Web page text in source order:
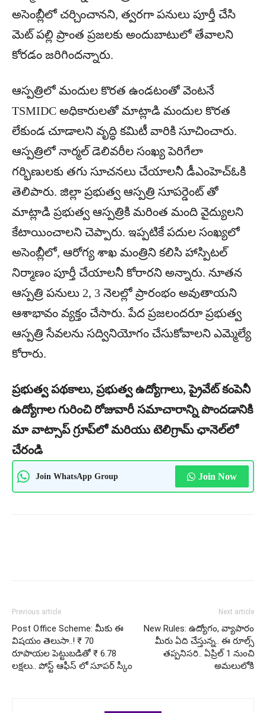
అసెంబ్లీలో చర్చించానని, త్వరగా పనులు పూర్తీ చేసి
మెట్ పల్లి ప్రాంత ప్రజలకు అందుబాటులో తేవాలని
కోరడం జరిగిందన్నారు.
ఆస్పత్రిలో మందుల కొరత ఉండటంతో వెంటనే
TSMIDC అధికారులతో మాట్లాడి మందుల కొరత
లేకుండ చూడాలని వృద్ధి కమిటీ వారికి సూచించారు.
ఆస్పత్రిలో నార్మల్ డెలివరీల సంఖ్య పెరిగేలా
గర్భిణులకు తగు సూచనలు చేయాలనీ డీఎంహెచ్ఓకి
తెలిపారు. జిల్లా ప్రభుత్వ ఆస్పత్రి సూపర్డెంట్ తో
మాట్లాడి ప్రభుత్వ ఆస్పత్రికి మరింత మంది వైద్యులని
కేటాయించాలని చెప్పారు. ఇప్పటికే పదుల సంఖ్యలో
అసెంబ్లీలో, ఆరోగ్య శాఖ మంత్రిని కలిసి హాస్పిటల్
నిర్మాణం పూర్తీ చేయాలనీ కోరారని అన్నారు. నూతన
ఆస్పత్రి పనులు 2, 3 నెలల్లో ప్రారంభం అవుతాయని
ఆశాభావం వ్యక్తం చేసారు. పేద ప్రజలందరూ ప్రభుత్వ
ఆస్పత్రి సేవలను సద్వినియోగం చేసుకోవాలని ఎమ్మెల్యే
కోరారు.
ప్రభుత్వ పథకాలు, ప్రభుత్వ ఉద్యోగాలు, ప్రైవేట్ కంపెనీ
ఉద్యోగాల గురించి రోజువారీ సమాచారాన్ని పొందడానికి
మా వాట్సాప్ గ్రూప్‌లో మరియు టెలిగ్రామ్ ఛానెల్‌లో
చేరండి
Join WhatsApp Group Join Now
Previous article
Post Office Scheme: మీకు ఈ
విషయం తెలుసా..! ₹ 70
రూపాయల పెట్టుబడితో ₹ 6.78
లక్షలు.. పోస్ట్ ఆఫీస్ లో సూపర్ స్కీం
Next article
New Rules: ఉద్యోగం, వ్యాపారం
మీరు ఏది చేస్తున్న.. ఈ రూల్స్
తప్పనిసరి.. ఏప్రిల్ 1 నుంచి
అమలులోకి